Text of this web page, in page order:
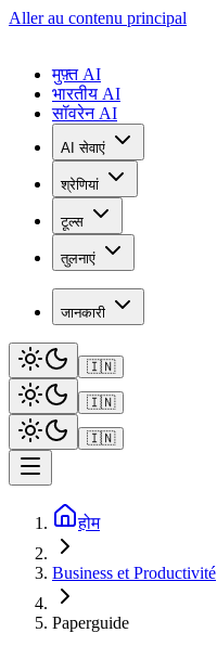
Aller au contenu principal
मुफ़्त AI
भारतीय AI
सॉवरेन AI
AI सेवाएं
श्रेणियां
टूल्स
तुलनाएं
जानकारी
🇮🇳
🇮🇳
🇮🇳
होम
Business et Productivité
Paperguide